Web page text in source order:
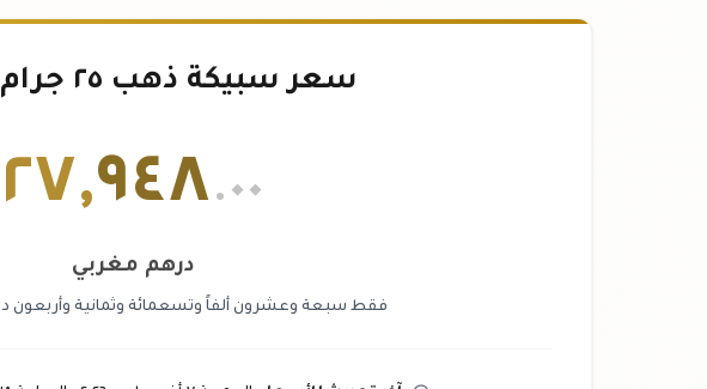
سعر سبيكة ذهب ٢٥ جرام
٢٧,٩٤٨.٠٠
درهم مغربي
فقط سبعة وعشرون ألفاً وتسعمائة وثمانية وأربعون